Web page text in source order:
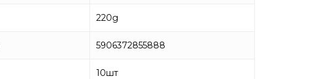
220g
5906372855888
10шт